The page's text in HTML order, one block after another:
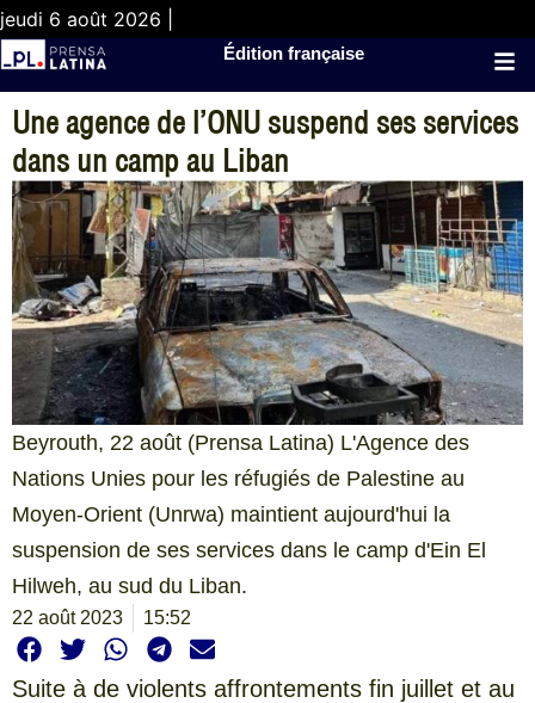
jeudi 6 août 2026 |
Édition française
Une agence de l’ONU suspend ses services
dans un camp au Liban
Beyrouth, 22 août (Prensa Latina) L'Agence des
Nations Unies pour les réfugiés de Palestine au
Moyen-Orient (Unrwa) maintient aujourd'hui la
suspension de ses services dans le camp d'Ein El
Hilweh, au sud du Liban.
22 août 2023 15:52
Suite à de violents affrontements fin juillet et au